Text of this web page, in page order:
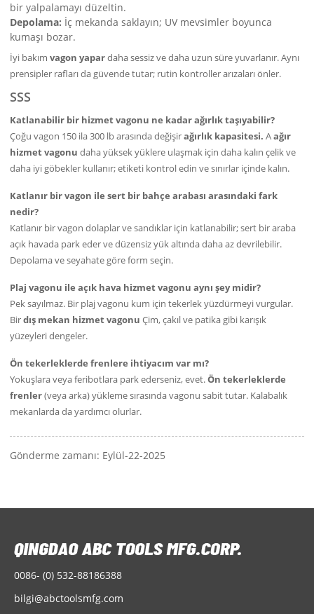
bir yalpalamayı düzeltin.
Depolama: İç mekanda saklayın; UV mevsimler boyunca
kumaşı bozar.
İyi bakımvagon yapardaha sessiz ve daha uzun süre yuvarlanır. Aynı
prensipler rafları da güvende tutar; rutin kontroller arızaları önler.
SSS
Katlanabilir bir hizmet vagonu ne kadar ağırlık taşıyabilir?
Çoğu vagon 150 ila 300 lb arasında değişirağırlık kapasitesi. Aağır
hizmet vagonu daha yüksek yüklere ulaşmak için daha kalın çelik ve
daha iyi göbekler kullanır; etiketi kontrol edin ve sınırlar içinde kalın.
Katlanır bir vagon ile sert bir bahçe arabası arasındaki fark
nedir?
Katlanır bir vagon dolaplar ve sandıklar için katlanabilir; sert bir araba
açık havada park eder ve düzensiz yük altında daha az devrilebilir.
Depolama ve seyahate göre form seçin.
Plaj vagonu ile açık hava hizmet vagonu aynı şey midir?
Pek sayılmaz. Bir plaj vagonu kum için tekerlek yüzdürmeyi vurgular.
Birdış mekan hizmet vagonu Çim, çakıl ve patika gibi karışık
yüzeyleri dengeler.
Ön tekerleklerde frenlere ihtiyacım var mı?
Yokuşlara veya feribotlara park ederseniz, evet.Ön tekerleklerde
frenler(veya arka) yükleme sırasında vagonu sabit tutar. Kalabalık
mekanlarda da yardımcı olurlar.
Gönderme zamanı: Eylül-22-2025
0086- (0) 532-88186388
bilgi@abctoolsmfg.com